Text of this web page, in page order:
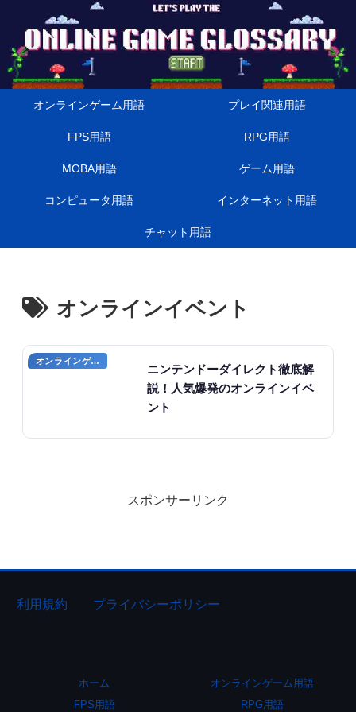
オンラインゲーム用語 プレイ関連用語
FPS用語 RPG用語
MOBA用語 ゲーム用語
コンピュータ用語 インターネット用語
チャット用語
オンラインイベント
オンラインゲームのプレイに関する用語
ニンテンドーダイレクト徹底解
説！人気爆発のオンラインイベ
ント
スポンサーリンク
利用規約 プライバシーポリシー
ホーム
オンラインゲーム用語
FPS用語
RPG用語